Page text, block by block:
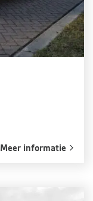
Meer informatie